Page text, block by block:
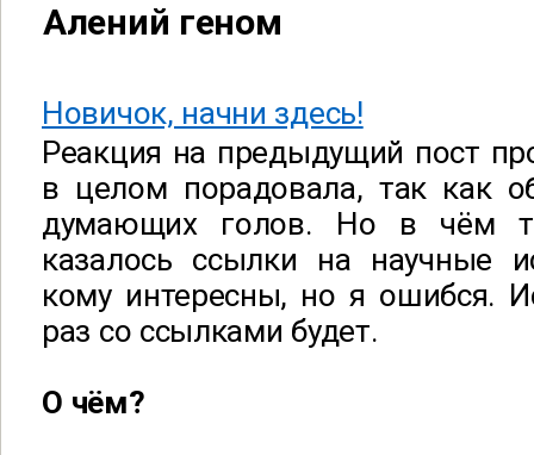
Алений геном
Новичок, начни здесь!
Реакция на предыдущий пост
в целом порадовала, так как
думающих голов. Но в чём
казалось ссылки на научные
кому интересны, но я ошибся.
раз со ссылками будет.
О чём?